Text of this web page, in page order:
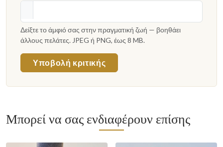
Δείξτε το άμφιό σας στην πραγματική ζωή — βοηθάει
άλλους πελάτες. JPEG ή PNG, έως 8 MB.
Υποβολή κριτικής
Μπορεί να σας ενδιαφέρουν επίσης